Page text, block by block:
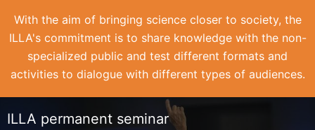
With the aim of bringing science closer to society, the
ILLA's commitment is to share knowledge with the non-
specialized public and test different formats and
activities to dialogue with different types of audiences.
ILLA permanent seminar